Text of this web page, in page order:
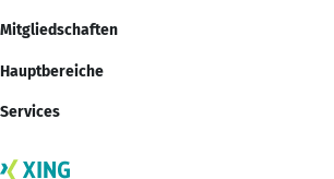
Mitgliedschaften
Hauptbereiche
Services